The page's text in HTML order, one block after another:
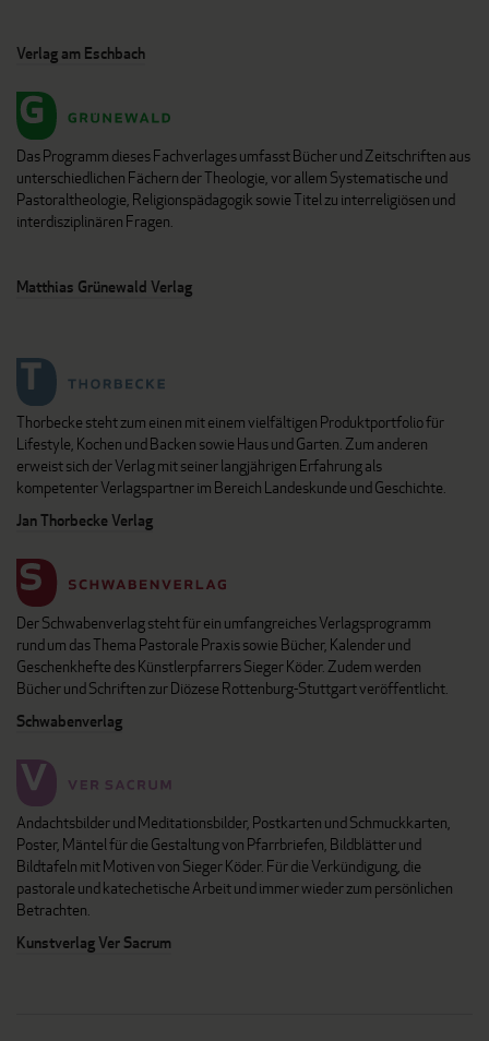
Verlag am Eschbach
Das Programm dieses Fachverlages umfasst Bücher und Zeitschriften aus
unterschiedlichen Fächern der Theologie, vor allem Systematische und
Pastoraltheologie, Religionspädagogik sowie Titel zu interreligiösen und
interdisziplinären Fragen.
Matthias Grünewald Verlag
Thorbecke steht zum einen mit einem vielfältigen Produktportfolio für
Lifestyle, Kochen und Backen sowie Haus und Garten. Zum anderen
erweist sich der Verlag mit seiner langjährigen Erfahrung als
kompetenter Verlagspartner im Bereich Landeskunde und Geschichte.
Jan Thorbecke Verlag
Der Schwabenverlag steht für ein umfangreiches Verlagsprogramm
rund um das Thema Pastorale Praxis sowie Bücher, Kalender und
Geschenkhefte des Künstlerpfarrers Sieger Köder. Zudem werden
Bücher und Schriften zur Diözese Rottenburg-Stuttgart veröffentlicht.
Schwabenverlag
Andachtsbilder und Meditationsbilder, Postkarten und Schmuckkarten,
Poster, Mäntel für die Gestaltung von Pfarrbriefen, Bildblätter und
Bildtafeln mit Motiven von Sieger Köder. Für die Verkündigung, die
pastorale und katechetische Arbeit und immer wieder zum persönlichen
Betrachten.
Kunstverlag Ver Sacrum